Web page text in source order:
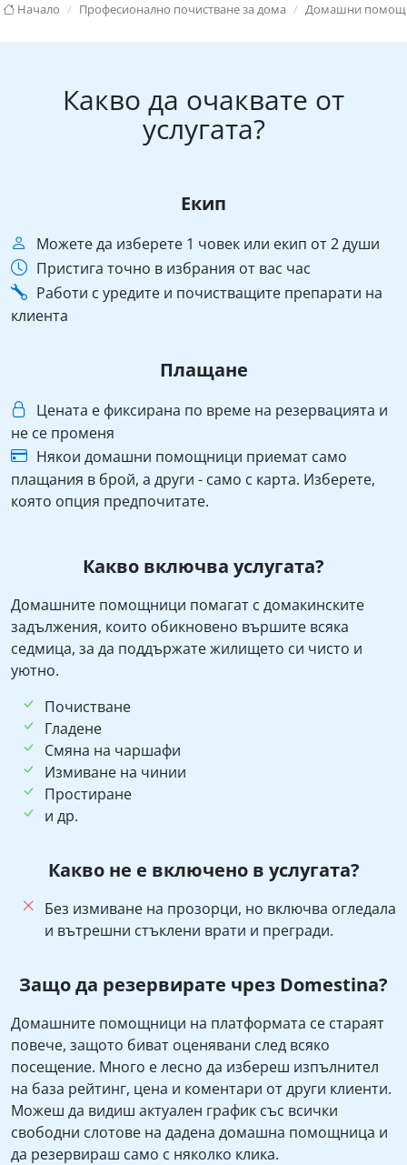
Начало Професионално почистване за дома Домашни
Какво да очаквате от
услугата?
Екип
Можете да изберете 1 човек или екип от 2 души
Пристига точно в избрания от вас час
Работи с уредите и почистващите препарати на
клиента
Плащане
Цената е фиксирана по време на резервацията и
не се променя
Някои домашни помощници приемат само
плащания в брой, а други - само с карта. Изберете,
която опция предпочитате.
Какво включва услугата?
Домашните помощници помагат с домакинските
задължения, които обикновено вършите всяка
седмица, за да поддържате жилището си чисто и
уютно.
Почистване
Гладене
Смяна на чаршафи
Измиване на чинии
Простиране
и др.
Какво не е включено в услугата?
Без измиване на прозорци, но включва огледала
и вътрешни стъклени врати и прегради.
Защо да резервирате чрез Domestina?
Домашните помощници на платформата се стараят
повече, защото биват оценявани след всяко
посещение. Много е лесно да избереш изпълнител
на база рейтинг, цена и коментари от други клиенти.
Можеш да видиш актуален график със всички
свободни слотове на дадена домашна помощница и
да резервираш само с няколко клика.